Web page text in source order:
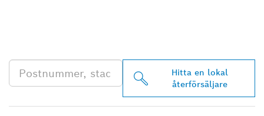
Hitta en lokal
återförsäljare